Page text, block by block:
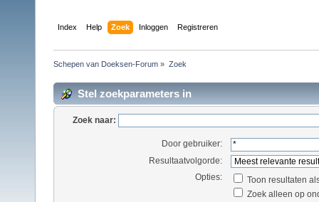
Index Help Zoek Inloggen Registreren
Schepen van Doeksen-Forum » Zoek
Stel zoekparameters in
Zoek naar:
Door gebruiker:
Resultaatvolgorde:
Opties:
Toon resultaten
Zoek alleen op